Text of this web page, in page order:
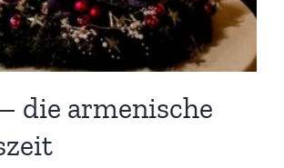
die armenische